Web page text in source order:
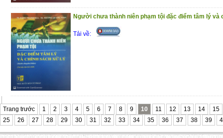
(2/12/2020)Người chưa thành niên phạm tội đặc điểm tâm lý và
Tải về:
Trang trước 1 2 3 4 5 6 7 8 9 10 11 12 13 14
15
25
26 27 28 29 30 31 32 33 34 35 36 37 38 39